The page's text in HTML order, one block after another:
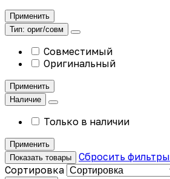
Применить
Тип: ориг/совм
Совместимый
Оригинальный
Применить
Наличие
Только в наличии
Применить
Показать товары
Сбросить фильтры
Сортировка